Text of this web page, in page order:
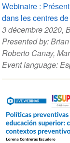
Webinaire :
dans les centres
3 décembre 2020,
Presented by:
Roberto Canay,
Event language: